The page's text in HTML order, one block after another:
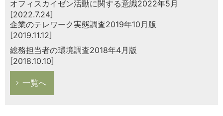
オフィスカイゼン活動に関する意識2022年5月
[2022.7.24]
企業のテレワーク実態調査2019年10月版
[2019.11.12]
総務担当者の環境調査2018年4月版
[2018.10.10]
一覧へ